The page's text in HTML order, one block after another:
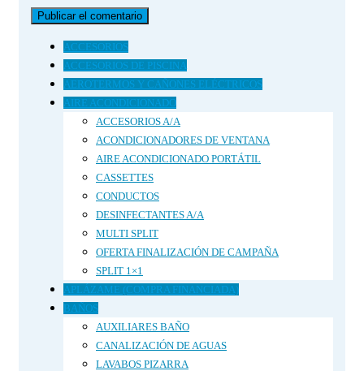
ACCESORIOS
ACCESORIOS DE PISCINA
AEROTERMOS Y CAÑONES ELÉCTRICOS
AIRE ACONDICIONADO
ACCESORIOS A/A
ACONDICIONADORES DE VENTANA
AIRE ACONDICIONADO PORTÁTIL
CASSETTES
CONDUCTOS
DESINFECTANTES A/A
MULTI SPLIT
OFERTA FINALIZACIÓN DE CAMPAÑA
SPLIT 1×1
APLÁZAME (COMPRA FINANCIADA)
BAÑOS
AUXILIARES BAÑO
CANALIZACIÓN DE AGUAS
LAVABOS PIZARRA